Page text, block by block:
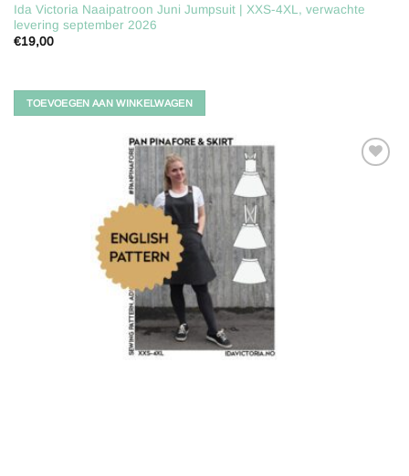
Ida Victoria Naaipatroon Juni Jumpsuit | XXS-4XL, verwachte
levering september 2026
€19,00
TOEVOEGEN AAN WINKELWAGEN